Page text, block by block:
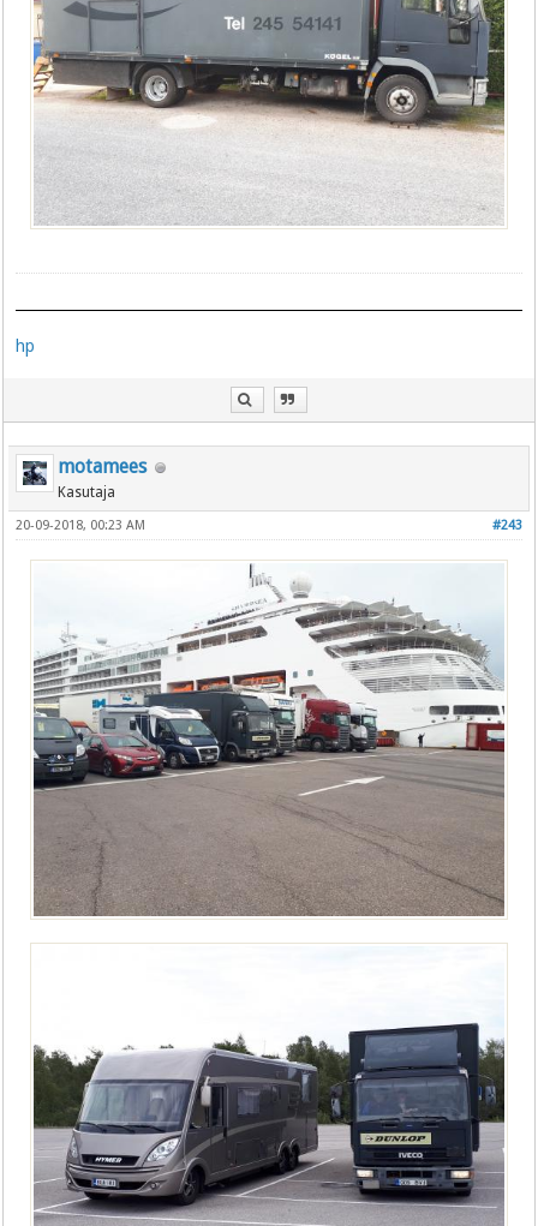
hp
motamees
Kasutaja
#243
20-09-2018, 00:23 AM